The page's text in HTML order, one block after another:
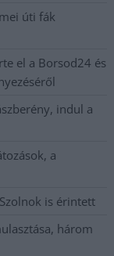
úti fák
el a Borsod24 és
indul a
a
is érintett
három